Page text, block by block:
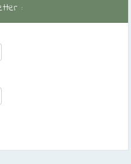
: